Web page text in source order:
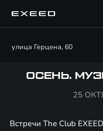
улица Герцена, 60
ОСЕНЬ.
25
Встречи The Club